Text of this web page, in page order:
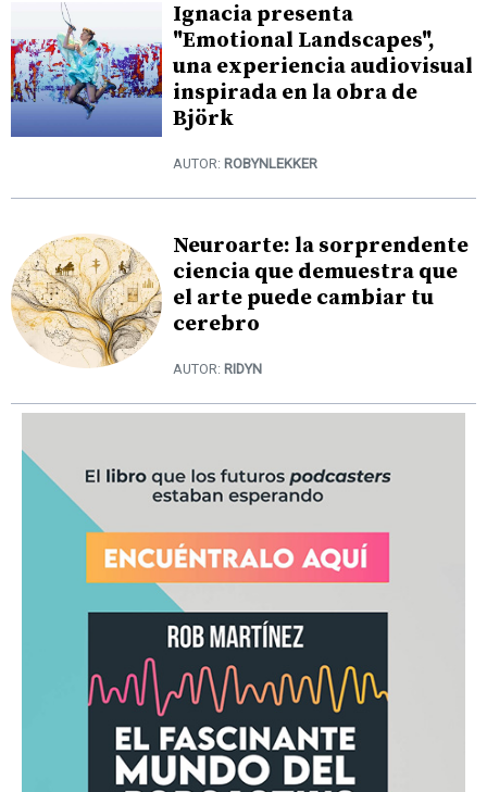
Ignacia presenta
"Emotional Landscapes",
una experiencia audiovisual
inspirada en la obra de
Björk
AUTOR: ROBYNLEKKER
Neuroarte: la sorprendente
ciencia que demuestra que
el arte puede cambiar tu
cerebro
AUTOR: RIDYN